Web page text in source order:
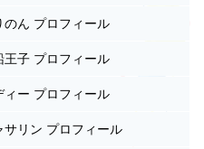
ん プロフィール
子 プロフィール
ー プロフィール
リン プロフィール